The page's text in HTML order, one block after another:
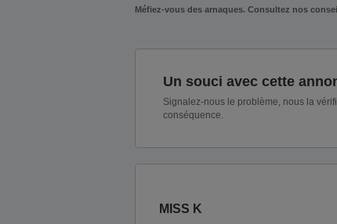
Méfiez-vous des arnaques. Consultez nos
Un souci avec cette
Signalez-nous le problème, nous la
conséquence.
MISS K